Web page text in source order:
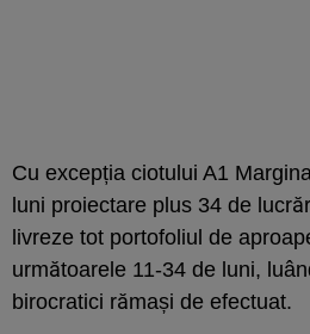
Cu excepția ciotului A1
luni proiectare plus 34 de
livreze tot portofoliul de
următoarele 11-34 de luni,
birocratici rămași de efectuat.